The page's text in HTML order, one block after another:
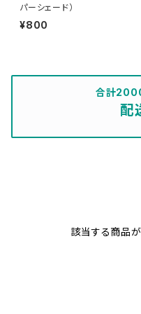
パーシェード）
¥800
合計
配
該当する商品が